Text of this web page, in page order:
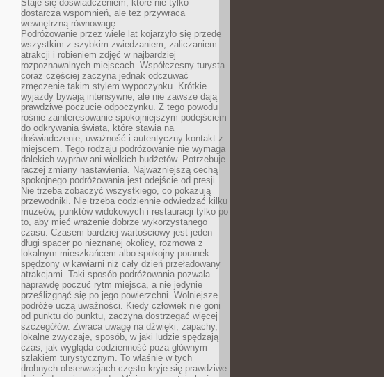
Staje się doświadczeniem, które nie tylko
dostarcza wspomnień, ale też przywraca
wewnętrzną równowagę.
Podróżowanie przez wiele lat kojarzyło się przede
wszystkim z szybkim zwiedzaniem, zaliczaniem
atrakcji i robieniem zdjęć w najbardziej
rozpoznawalnych miejscach. Współczesny turysta
coraz częściej zaczyna jednak odczuwać
zmęczenie takim stylem wypoczynku. Krótkie
wyjazdy bywają intensywne, ale nie zawsze dają
prawdziwe poczucie odpoczynku. Z tego powodu
rośnie zainteresowanie spokojniejszym podejściem
do odkrywania świata, które stawia na
doświadczenie, uważność i autentyczny kontakt z
miejscem. Tego rodzaju podróżowanie nie wymaga
dalekich wypraw ani wielkich budżetów. Potrzebuje
raczej zmiany nastawienia. Najważniejszą cechą
spokojnego podróżowania jest odejście od presji.
Nie trzeba zobaczyć wszystkiego, co pokazują
przewodniki. Nie trzeba codziennie odwiedzać kilku
muzeów, punktów widokowych i restauracji tylko po
to, aby mieć wrażenie dobrze wykorzystanego
czasu. Czasem bardziej wartościowy jest jeden
długi spacer po nieznanej okolicy, rozmowa z
lokalnym mieszkańcem albo spokojny poranek
spędzony w kawiarni niż cały dzień przeładowany
atrakcjami. Taki sposób podróżowania pozwala
naprawdę poczuć rytm miejsca, a nie jedynie
prześlizgnąć się po jego powierzchni. Wolniejsze
podróże uczą uważności. Kiedy człowiek nie goni
od punktu do punktu, zaczyna dostrzegać więcej
szczegółów. Zwraca uwagę na dźwięki, zapachy,
lokalne zwyczaje, sposób, w jaki ludzie spędzają
czas, jak wygląda codzienność poza głównym
szlakiem turystycznym. To właśnie w tych
drobnych obserwacjach często kryje się prawdziwe